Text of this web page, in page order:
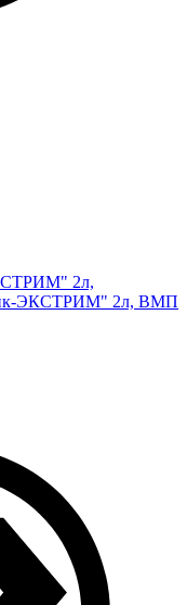
2л,
ЭКСТРИМ" 2л, ВМП